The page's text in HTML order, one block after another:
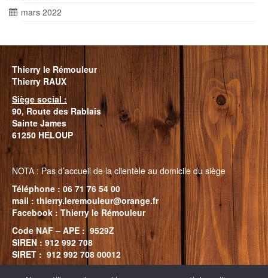
mars 2022
Thierry le Rémouleur
Thierry RAUX
Siège social :
90, Route des Rablais
Sainte James
61250 HELOUP
NOTA : Pas d’accueil de la clientèle au domicile du siège
Téléphone : 06 71 76 54 00
mail : thierry.leremouleur@orange.fr
Facebook : Thierry le Rémouleur
Code NAF – APE : 9529Z
SIREN : 912 992 708
SIRET : 912 992 708 00012